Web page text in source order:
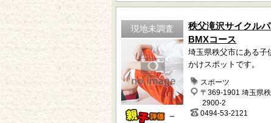
現地未調査
－
秩父滝沢サイクル
BMXコース
埼玉県秩父市にある子
かけスポットです。
スポーツ
〒369-1901 埼玉県
2900-2
0494-53-2121